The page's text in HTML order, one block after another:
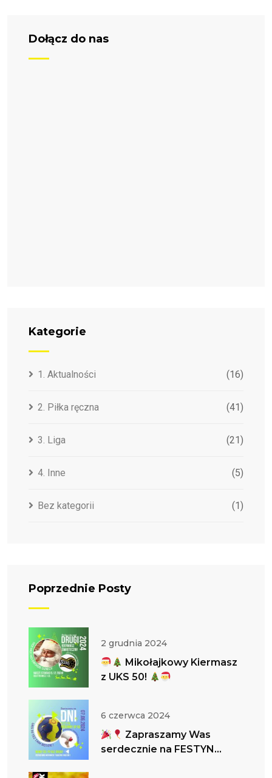
Dołącz do nas
Kategorie
1. Aktualności (16)
2. Piłka ręczna (41)
3. Liga (21)
4. Inne (5)
Bez kategorii (1)
Poprzednie Posty
2 grudnia 2024
Mikołajkowy Kiermasz
z UKS 50!
6 czerwca 2024
Zapraszamy Was
serdecznie na FESTYN